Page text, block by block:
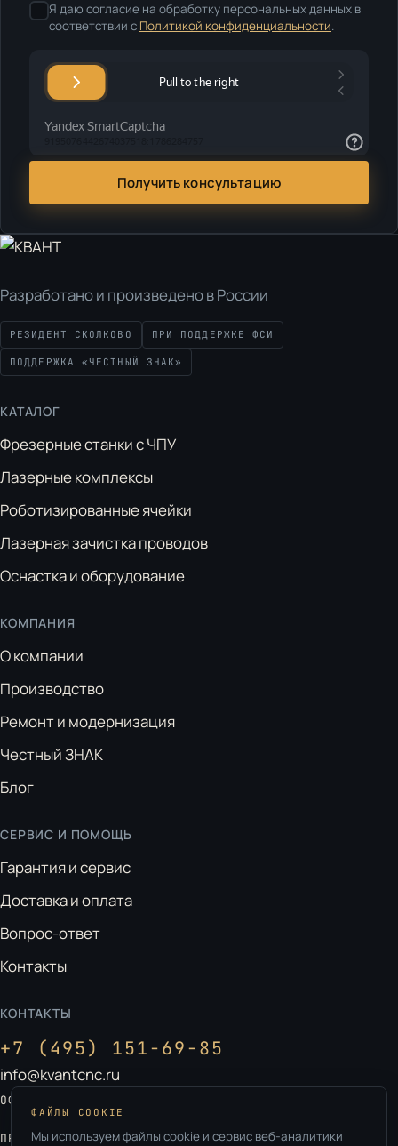
Я даю согласие на обработку персональных данных в
соответствии с Политикой конфиденциальности.
Получить консультацию
Разработано и произведено в России
РЕЗИДЕНТ СКОЛКОВО ПРИ ПОДДЕРЖКЕ ФСИ
ПОДДЕРЖКА «ЧЕСТНЫЙ ЗНАК»
КАТАЛОГ
Фрезерные станки с ЧПУ
Лазерные комплексы
Роботизированные ячейки
Лазерная зачистка проводов
Оснастка и оборудование
КОМПАНИЯ
О компании
Производство
Ремонт и модернизация
Честный ЗНАК
Блог
СЕРВИС И ПОМОЩЬ
Гарантия и сервис
Доставка и оплата
Вопрос-ответ
Контакты
КОНТАКТЫ
+7 (495) 151-69-85
info@kvantcnc.ru
ОФИС:
ПРОИЗВОДСТВО:Владимирская обл., г. Ковров
ФАЙЛЫ COOKIE
Мы используем файлы cookie и сервис веб-аналитики